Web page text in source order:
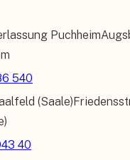
Puchheim
540
(Saale)
40